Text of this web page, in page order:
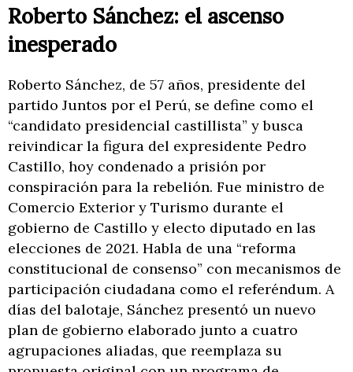
Roberto Sánchez: el ascenso
inesperado
Roberto Sánchez, de 57 años, presidente del
partido Juntos por el Perú, se define como el
“candidato presidencial castillista” y busca
reivindicar la figura del expresidente Pedro
Castillo, hoy condenado a prisión por
conspiración para la rebelión. Fue ministro de
Comercio Exterior y Turismo durante el
gobierno de Castillo y electo diputado en las
elecciones de 2021. Habla de una “reforma
constitucional de consenso” con mecanismos de
participación ciudadana como el referéndum. A
días del balotaje, Sánchez presentó un nuevo
plan de gobierno elaborado junto a cuatro
agrupaciones aliadas, que reemplaza su